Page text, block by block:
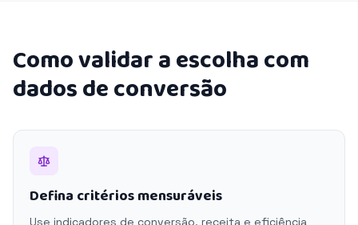
Como validar a escolha com
dados de conversão
Defina critérios mensuráveis
Use indicadores de conversão, receita e eficiência